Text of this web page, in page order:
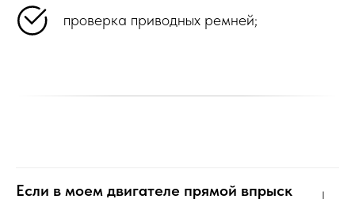
проверка приводных ремней;
Если в моем двигателе прямой впрыск